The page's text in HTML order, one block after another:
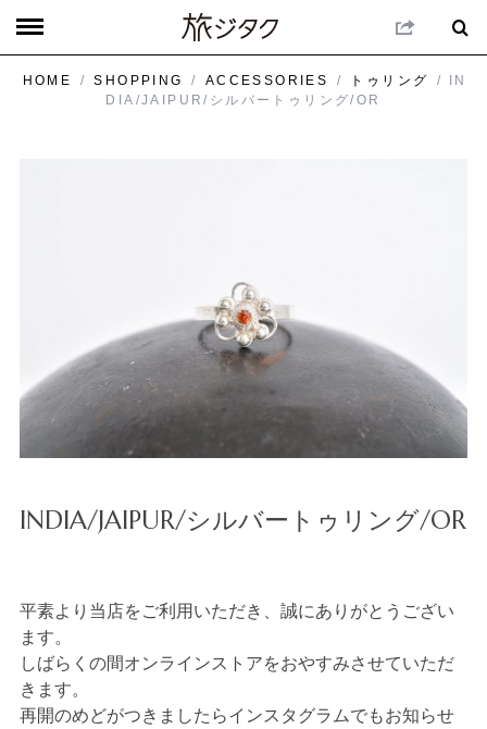
HOME / SHOPPING / ACCESSORIES / トゥリング
/ IN
DIA/JAIPUR/シルバートゥリング/OR
INDIA/JAIPUR/シルバートゥリング/OR
平素より当店をご利用いただき、誠にありがとうござい
ます。
しばらくの間オンラインストアをおやすみさせていただ
きます。
再開のめどがつきましたらインスタグラムでもお知らせ